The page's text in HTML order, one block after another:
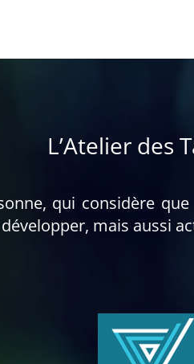
L’Atelier des
qui considère
mais aussi